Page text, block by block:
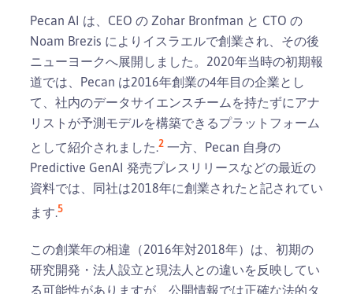
Pecan AI は、CEO の Zohar Bronfman と CTO の
Noam Brezis によりイスラエルで創業され、その後
ニューヨークへ展開しました。2020年当時の初期報
道では、Pecan は2016年創業の4年目の企業とし
て、社内のデータサイエンスチームを持たずにアナ
リストが予測モデルを構築できるプラットフォーム
として紹介されました.2 一方、Pecan 自身の
Predictive GenAI 発売プレスリリースなどの最近の
資料では、同社は2018年に創業されたと記されてい
ます.5
この創業年の相違（2016年対2018年）は、初期の
研究開発・法人設立と現法人との違いを反映してい
る可能性がありますが、公開情報では正確な法的タ